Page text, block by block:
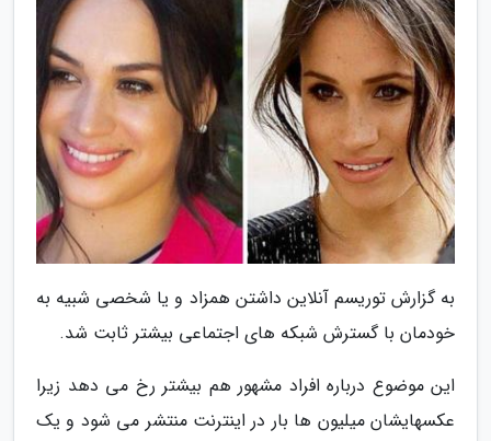
به گزارش توریسم آنلاین داشتن همزاد و یا شخصی شبیه به
خودمان با گسترش شبکه های اجتماعی بیشتر ثابت شد.
این موضوع درباره افراد مشهور هم بیشتر رخ می دهد زیرا
عکسهایشان میلیون ها بار در اینترنت منتشر می شود و یک